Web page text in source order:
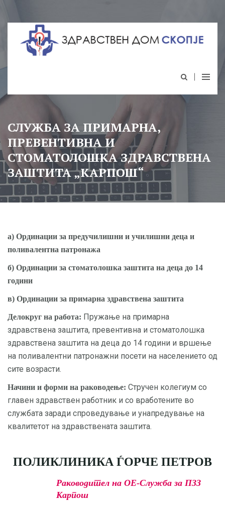
СЛУЖБА ЗА ПРИМАРНА,
ПРЕВЕНТИВНА И
СТОМАТОЛОШКА ЗДРАВСТВЕНА
ЗАШТИТА „КАРПОШ“
а) Ординации за предучилишни и училишни деца и
поливалентна патронажа
б) Ординации за стоматолошка заштита на деца до 14
години
в) Ординации за примарна здравствена заштита
Делокруг на работа: Пружање на примарна
здравствена заштита, превентивна и стоматолошка
здравствена заштита на деца до 14 години и вршење
на поливалентни патронажни посети на населението од
сите возрасти.
Начини и форми на раководење: Стручен колегиум со
главен здравствен работник и со вработените во
службата заради спроведување и унапредување на
квалитетот на здравствената заштита.
ПОЛИКЛИНИКА ЃОРЧЕ ПЕТРОВ
Раководител на ОЕ-Служба за ПЗЗ
Карпош